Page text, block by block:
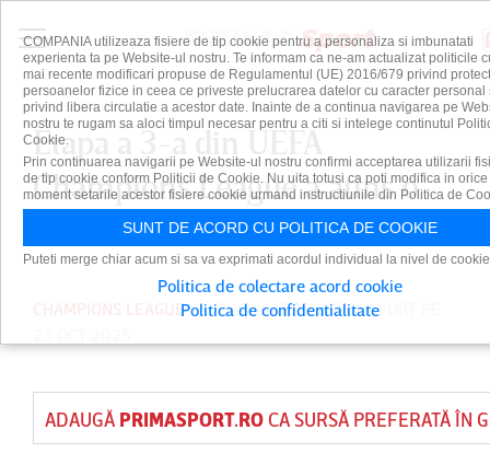
Etapa a 3-a din UEFA
Champions League a atins o
bornă record
CHAMPIONS LEAGUE PUBLICAT DEPRIMA SPORT
ADAUGĂ PRIMASPORT.ROCA SURSĂ PREFERATĂ ÎN
COMPANIA utilizeaza fisiere de tip cookie pentru a personaliza si imbunatati
experienta ta pe Website-ul nostru. Te informam ca ne-am actualizat politicile
mai recente modificari propuse de Regulamentul (UE) 2016/679 privind
persoanelor fizice in ceea ce priveste prelucrarea datelor cu caracter personal
privind libera circulatie a acestor date. Inainte de a continua navigarea pe
nostru te rugam sa aloci timpul necesar pentru a citi si intelege continutul
Cookie.
Prin continuarea navigarii pe Website-ul nostru confirmi acceptarea utilizarii
de tip cookie conform Politicii de Cookie. Nu uita totusi ca poti modifica in orice
moment setarile acestor fisiere cookie urmand instructiunile din Politica de
SUNT DE ACORD CU POLITICA DE COOKIE
Puteti merge chiar acum si sa va exprimati acordul individual la nivel de
Politica de colectare acord cookie
Politica de confidentialitate